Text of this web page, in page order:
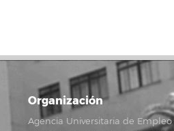
Organización
Agencia Universitaria de Empleo